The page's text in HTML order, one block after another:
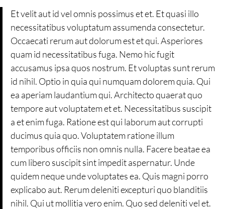
Et velit aut id vel omnis possimus et et. Et quasi illo
necessitatibus voluptatum assumenda consectetur.
Occaecati rerum aut dolorum est et qui. Asperiores
quam id necessitatibus fuga. Nemo hic fugit
accusamus ipsa quos nostrum. Et voluptas sunt rerum
id nihil. Optio in quia qui numquam dolorem quia. Qui
ea aperiam laudantium qui. Architecto quaerat quo
tempore aut voluptatem et et. Necessitatibus suscipit
a et enim fuga. Ratione est qui laborum aut corrupti
ducimus quia quo. Voluptatem ratione illum
temporibus officiis non omnis nulla. Facere beatae ea
cum libero suscipit sint impedit aspernatur. Unde
quidem neque unde voluptates ea. Quis magni porro
explicabo aut. Rerum deleniti excepturi quo blanditiis
nihil. Qui ut mollitia vero enim. Quo sed deleniti vel et.